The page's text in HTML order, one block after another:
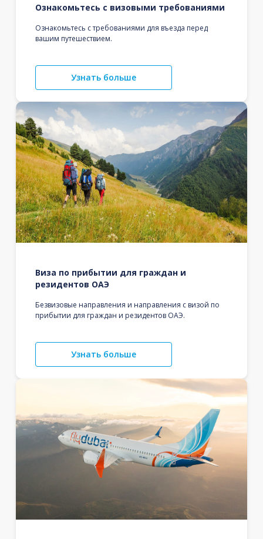
Ознакомьтесь с визовыми требованиями
Ознакомьтесь с требованиями для въезда перед
вашим путешествием.
Узнать больше
Виза по прибытии для граждан и
резидентов ОАЭ
Безвизовые направления и направления с визой по
прибытии для граждан и резидентов ОАЭ.
Узнать больше